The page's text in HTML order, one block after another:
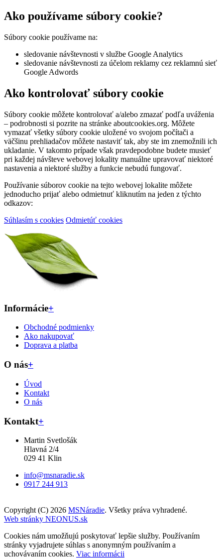
Ako používame súbory cookie?
Súbory cookie používame na:
sledovanie návštevnosti v službe Google Analytics
sledovanie návštevnosti za účelom reklamy cez reklamnú sieť
Google Adwords
Ako kontrolovať súbory cookie
Súbory cookie môžete kontrolovať a/alebo zmazať podľa uváženia
– podrobnosti si pozrite na stránke aboutcookies.org. Môžete
vymazať všetky súbory cookie uložené vo svojom počítači a
väčšinu prehliadačov môžete nastaviť tak, aby ste im znemožnili ich
ukladanie. V takomto prípade však pravdepodobne budete musieť
pri každej návšteve webovej lokality manuálne upravovať niektoré
nastavenia a niektoré služby a funkcie nebudú fungovať.
Používanie súborov cookie na tejto webovej lokalite môžete
jednoducho prijať alebo odmietnuť kliknutím na jeden z týchto
odkazov:
Súhlasím s cookies Odmietúť cookies
Informácie+
Obchodné podmienky
Ako nakupovať
Doprava a platba
O nás+
Úvod
Kontakt
O nás
Kontakt+
Martin Svetlošák
Hlavná 2/4
029 41 Klin
info@msnaradie.sk
0917 244 913
Copyright (C) 2026 MSNáradie. Všetky práva vyhradené.
Web stránky NEONUS.sk
Cookies nám umožňujú poskytovať lepšie služby. Používaním
stránky vyjadrujete súhlas s anonymným používaním a
uchovávaním cookies. Viac informácii